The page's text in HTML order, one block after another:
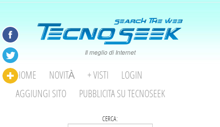
Il meglio di Internet
HOME NOVITÀ + VISTI
LOGIN
AGGIUNGI SITO
PUBBLICITA SU TECNOSEEK
CERCA: